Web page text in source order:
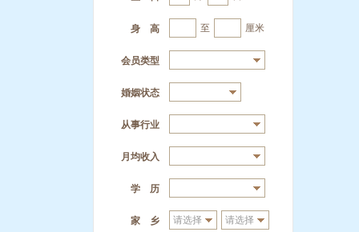
身 高 至 厘米
会员类型
婚姻状态
从事行业
月均收入
学 历
家 乡